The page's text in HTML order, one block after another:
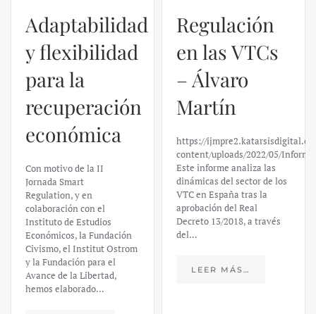
Adaptabilidad
y flexibilidad
para la
recuperación
económica
Con motivo de la II
Jornada Smart
Regulation, y en
colaboración con el
Instituto de Estudios
Económicos, la Fundación
Civismo, el Institut Ostrom
y la Fundación para el
Avance de la Libertad,
hemos elaborado…
Regulación
en las VTCs
– Álvaro
Martín
https://
content/uploads/2022/05/
Este informe analiza las
dinámicas del sector de los
VTC en España tras la
aprobación del Real
Decreto 13/2018, a través
del…
LEER MÁS…